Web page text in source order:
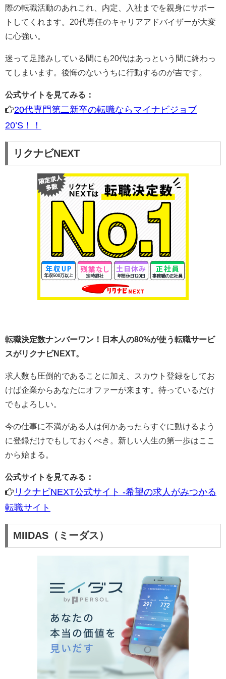
際の転職活動のあれこれ、内定、入社までを親身にサポー
トしてくれます。20代専任のキャリアアドバイザーが大変
に心強い。
迷って足踏みしている間にも20代はあっという間に終わっ
てしまいます。後悔のないうちに行動するのが吉です。
公式サイトを見てみる：
20代専門第二新卒の転職ならマイナビジョブ
20’S！！
リクナビNEXT
転職決定数ナンバーワン！日本人の80%が使う転職サービ
スがリクナビNEXT。
求人数も圧倒的であることに加え、スカウト登録をしてお
けば企業からあなたにオファーが来ます。待っているだけ
でもよろしい。
今の仕事に不満がある人は何かあったらすぐに動けるよう
に登録だけでもしておくべき。新しい人生の第一歩はここ
から始まる。
公式サイトを見てみる：
リクナビNEXT公式サイト -希望の求人がみつかる
転職サイト
MIIDAS（ミーダス）